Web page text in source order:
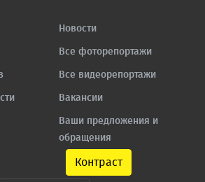
Новости
Все фоторепортажи
Все видеорепортажи
Вакансии
Ваши предложения и
обращения
Контраст